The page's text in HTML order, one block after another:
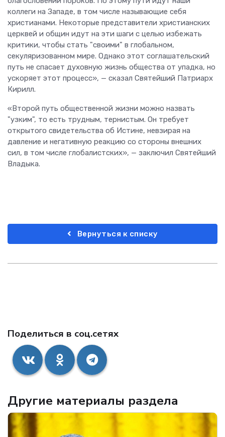
коллеги на Западе, в том числе называющие себя
христианами. Некоторые представители христианских
церквей и общин идут на эти шаги с целью избежать
критики, чтобы стать "своими" в глобальном,
секуляризованном мире. Однако этот соглашательский
путь не спасает духовную жизнь общества от упадка, но
ускоряет этот процесс», — сказал Святейший Патриарх
Кирилл.
«Второй путь общественной жизни можно назвать
"узким", то есть трудным, тернистым. Он требует
открытого свидетельства об Истине, невзирая на
давление и негативную реакцию со стороны внешних
сил, в том числе глобалистских», — заключил Святейший
Владыка.
Вернуться к списку
Поделиться в соц.сетях
Другие материалы раздела